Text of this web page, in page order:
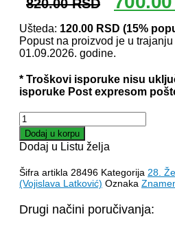
820.00RSD
cena
je
bila:
820.00
Ušteda: 120.00 RSD (15%
Popust na proizvod je u
01.09.2026. godine.
* Troškovi isporuke nisu
isporuke Post expresom
DRAGA
MAŠIN
poslednja
kraljica
Obrenović
-
Vojislava
Latković
količina
Dodaj u korpu
Dodaj u Listu želja
Šifra artikla 28496 Kategorija 28.
(Vojislava Latković) Oznaka
Drugi načini poručivanja: